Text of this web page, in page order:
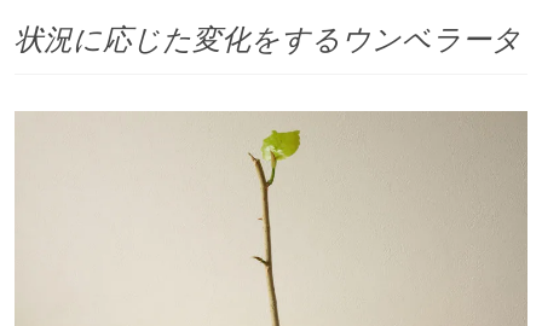
状況に応じた変化をするウンベラータ